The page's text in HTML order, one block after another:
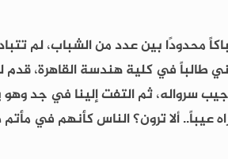
محدودًا بين عدد من الشباب، لم
طالباً في كلية هندسة القاهرة، قدم
سرواله، ثم التفت إلينا في جد وهو
عيباً.. ألا ترون؟ الناس كأنهم في